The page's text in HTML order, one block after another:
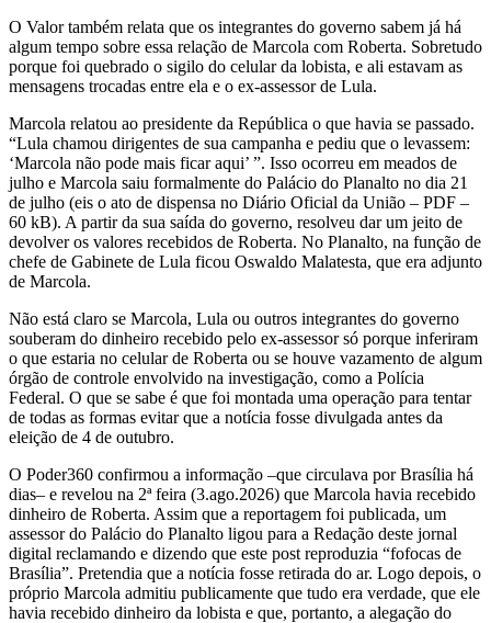
O Valor também relata que os integrantes do governo sabem já há
algum tempo sobre essa relação de Marcola com Roberta. Sobretudo
porque foi quebrado o sigilo do celular da lobista, e ali estavam as
mensagens trocadas entre ela e o ex-assessor de Lula.
Marcola relatou ao presidente da República o que havia se passado.
“Lula chamou dirigentes de sua campanha e pediu que o levassem:
‘Marcola não pode mais ficar aqui’ ”. Isso ocorreu em meados de
julho e Marcola saiu formalmente do Palácio do Planalto no dia 21
de julho (eis o ato de dispensa no Diário Oficial da União – PDF –
60 kB). A partir da sua saída do governo, resolveu dar um jeito de
devolver os valores recebidos de Roberta. No Planalto, na função de
chefe de Gabinete de Lula ficou Oswaldo Malatesta, que era adjunto
de Marcola.
Não está claro se Marcola, Lula ou outros integrantes do governo
souberam do dinheiro recebido pelo ex-assessor só porque inferiram
o que estaria no celular de Roberta ou se houve vazamento de algum
órgão de controle envolvido na investigação, como a Polícia
Federal. O que se sabe é que foi montada uma operação para tentar
de todas as formas evitar que a notícia fosse divulgada antes da
eleição de 4 de outubro.
O Poder360 confirmou a informação –que circulava por Brasília há
dias– e revelou na 2ª feira (3.ago.2026) que Marcola havia recebido
dinheiro de Roberta. Assim que a reportagem foi publicada, um
assessor do Palácio do Planalto ligou para a Redação deste jornal
digital reclamando e dizendo que este post reproduzia “fofocas de
Brasília”. Pretendia que a notícia fosse retirada do ar. Logo depois, o
próprio Marcola admitiu publicamente que tudo era verdade, que ele
havia recebido dinheiro da lobista e que, portanto, a alegação do